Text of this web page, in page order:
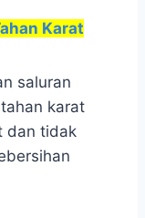
Karat
saluran
karat
dan tidak